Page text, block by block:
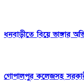
ধনবাড়ীতে বিয়ে ভাঙ্গার
গোপালপুর কলেজসহ